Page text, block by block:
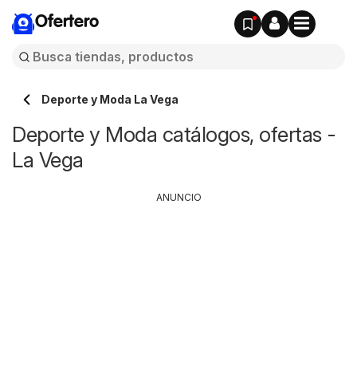
Ofertero
Deporte y Moda La Vega
Deporte y Moda catálogos, ofertas -
La Vega
ANUNCIO